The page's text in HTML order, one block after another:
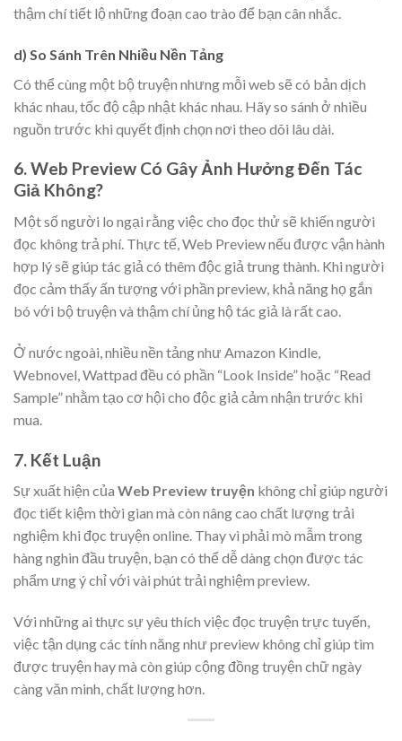
thậm chí tiết lộ những đoạn cao trào để bạn cân nhắc.
d) So Sánh Trên Nhiều Nền Tảng
Có thể cùng một bộ truyện nhưng mỗi web sẽ có bản dịch
khác nhau, tốc độ cập nhật khác nhau. Hãy so sánh ở nhiều
nguồn trước khi quyết định chọn nơi theo dõi lâu dài.
6. Web Preview Có Gây Ảnh Hưởng Đến Tác
Giả Không?
Một số người lo ngại rằng việc cho đọc thử sẽ khiến người
đọc không trả phí. Thực tế, Web Preview nếu được vận hành
hợp lý sẽ giúp tác giả có thêm độc giả trung thành. Khi người
đọc cảm thấy ấn tượng với phần preview, khả năng họ gắn
bó với bộ truyện và thậm chí ủng hộ tác giả là rất cao.
Ở nước ngoài, nhiều nền tảng như Amazon Kindle,
Webnovel, Wattpad đều có phần “Look Inside” hoặc “Read
Sample” nhằm tạo cơ hội cho độc giả cảm nhận trước khi
mua.
7. Kết Luận
Sự xuất hiện của Web Preview truyện không chỉ giúp người
đọc tiết kiệm thời gian mà còn nâng cao chất lượng trải
nghiệm khi đọc truyện online. Thay vì phải mò mẫm trong
hàng nghìn đầu truyện, bạn có thể dễ dàng chọn được tác
phẩm ưng ý chỉ với vài phút trải nghiệm preview.
Với những ai thực sự yêu thích việc đọc truyện trực tuyến,
việc tận dụng các tính năng như preview không chỉ giúp tìm
được truyện hay mà còn giúp cộng đồng truyện chữ ngày
càng văn minh, chất lượng hơn.